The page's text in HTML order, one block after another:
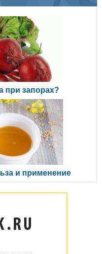
при запорах?
и применение